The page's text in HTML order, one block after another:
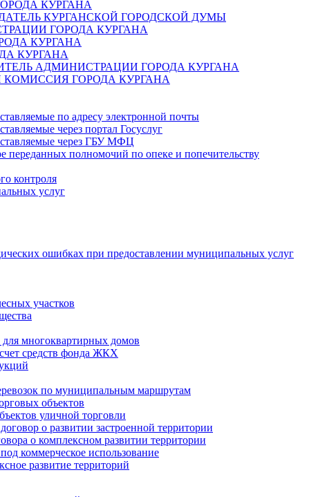
КУРГАНА
КУРГАНСКОЙ ГОРОДСКОЙ ДУМЫ
ГОРОДА КУРГАНА
КУРГАНА
КУРГАНА
АДМИНИСТРАЦИИ ГОРОДА КУРГАНА
КОМИССИЯ ГОРОДА КУРГАНА
по адресу электронной почты
через портал Госуслуг
через ГБУ МФЦ
переданных полномочий по опеке и попечительству
контроля
услуг
ошибках при предоставлении муниципальных услуг
участков
многоквартирных домов
средств фонда ЖКХ
по муниципальным маршрутам
объектов
уличной торговли
о развитии застроенной территории
о комплексном развитии территории
коммерческое использование
развитие территорий